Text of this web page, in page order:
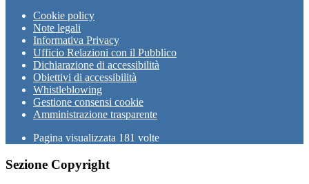
Cookie policy
Note legali
Informativa Privacy
Ufficio Relazioni con il Pubblico
Dichiarazione di accessibilità
Obiettivi di accessibilità
Whistleblowing
Gestione consensi cookie
Amministrazione trasparente
Pagina visualizzata 181 volte
Sezione Copyright